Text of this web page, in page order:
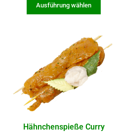
Ausführung wählen
Hähnchenspieße Curry